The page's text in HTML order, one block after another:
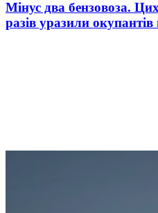
Мінус два бензовоза.
разів уразили